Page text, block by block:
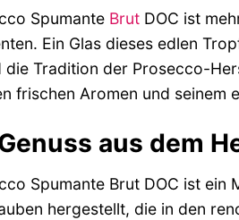
Spumante BrutDOC ist
Ein Glas dieses edlen
die Tradition der Prosecco-
frischen Aromen und seinem
aus dem
Spumante Brut DOC ist
hergestellt, die in den